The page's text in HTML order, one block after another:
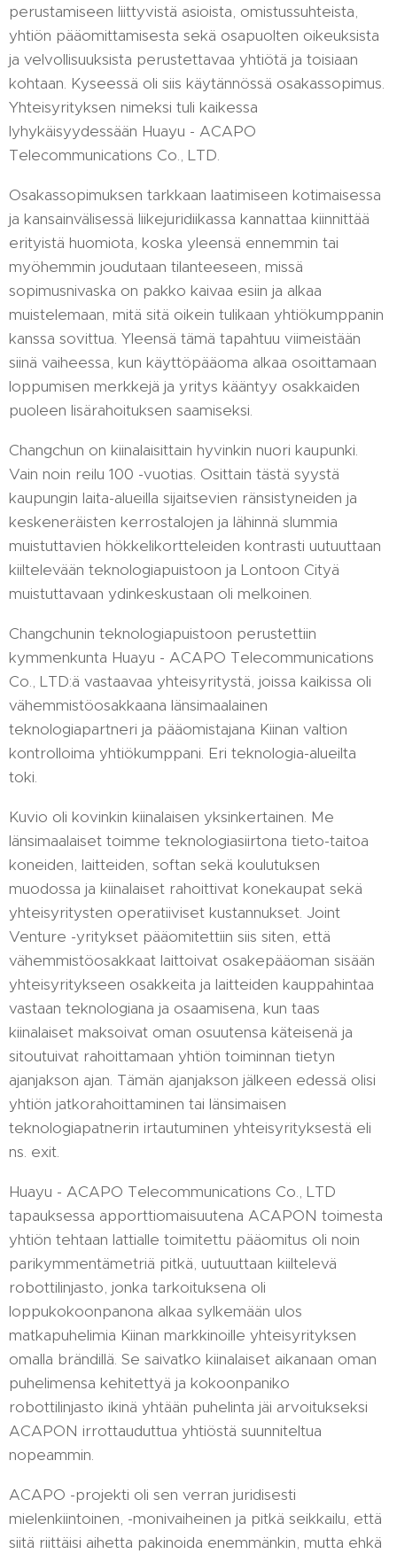
perustamiseen liittyvistä asioista, omistussuhteista,
yhtiön pääomittamisesta sekä osapuolten oikeuksista
ja velvollisuuksista perustettavaa yhtiötä ja toisiaan
kohtaan. Kyseessä oli siis käytännössä osakassopimus.
Yhteisyrityksen nimeksi tuli kaikessa
lyhykäisyydessään Huayu - ACAPO
Telecommunications Co., LTD.
Osakassopimuksen tarkkaan laatimiseen kotimaisessa
ja kansainvälisessä liikejuridiikassa kannattaa kiinnittää
erityistä huomiota, koska yleensä ennemmin tai
myöhemmin joudutaan tilanteeseen, missä
sopimusnivaska on pakko kaivaa esiin ja alkaa
muistelemaan, mitä sitä oikein tulikaan yhtiökumppanin
kanssa sovittua. Yleensä tämä tapahtuu viimeistään
siinä vaiheessa, kun käyttöpääoma alkaa osoittamaan
loppumisen merkkejä ja yritys kääntyy osakkaiden
puoleen lisärahoituksen saamiseksi.
Changchun on kiinalaisittain hyvinkin nuori kaupunki.
Vain noin reilu 100 -vuotias. Osittain tästä syystä
kaupungin laita-alueilla sijaitsevien ränsistyneiden ja
keskeneräisten kerrostalojen ja lähinnä slummia
muistuttavien hökkelikortteleiden kontrasti uutuuttaan
kiiltelevään teknologiapuistoon ja Lontoon Cityä
muistuttavaan ydinkeskustaan oli melkoinen.
Changchunin teknologiapuistoon perustettiin
kymmenkunta Huayu - ACAPO Telecommunications
Co., LTD:ä vastaavaa yhteisyritystä, joissa kaikissa oli
vähemmistöosakkaana länsimaalainen
teknologiapartneri ja pääomistajana Kiinan valtion
kontrolloima yhtiökumppani. Eri teknologia-alueilta
toki.
Kuvio oli kovinkin kiinalaisen yksinkertainen. Me
länsimaalaiset toimme teknologiasiirtona tieto-taitoa
koneiden, laitteiden, softan sekä koulutuksen
muodossa ja kiinalaiset rahoittivat konekaupat sekä
yhteisyritysten operatiiviset kustannukset. Joint
Venture -yritykset pääomitettiin siis siten, että
vähemmistöosakkaat laittoivat osakepääoman sisään
yhteisyritykseen osakkeita ja laitteiden kauppahintaa
vastaan teknologiana ja osaamisena, kun taas
kiinalaiset maksoivat oman osuutensa käteisenä ja
sitoutuivat rahoittamaan yhtiön toiminnan tietyn
ajanjakson ajan. Tämän ajanjakson jälkeen edessä olisi
yhtiön jatkorahoittaminen tai länsimaisen
teknologiapatnerin irtautuminen yhteisyrityksestä eli
ns. exit.
Huayu - ACAPO Telecommunications Co., LTD
tapauksessa apporttiomaisuutena ACAPON toimesta
yhtiön tehtaan lattialle toimitettu pääomitus oli noin
parikymmentämetriä pitkä, uutuuttaan kiiltelevä
robottilinjasto, jonka tarkoituksena oli
loppukokoonpanona alkaa sylkemään ulos
matkapuhelimia Kiinan markkinoille yhteisyrityksen
omalla brändillä. Se saivatko kiinalaiset aikanaan oman
puhelimensa kehitettyä ja kokoonpaniko
robottilinjasto ikinä yhtään puhelinta jäi arvoitukseksi
ACAPON irrottauduttua yhtiöstä suunniteltua
nopeammin.
ACAPO -projekti oli sen verran juridisesti
mielenkiintoinen, -monivaiheinen ja pitkä seikkailu, että
siitä riittäisi aihetta pakinoida enemmänkin, mutta ehkä